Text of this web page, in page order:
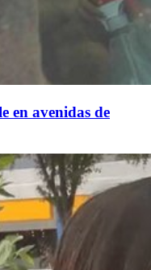
en avenidas de